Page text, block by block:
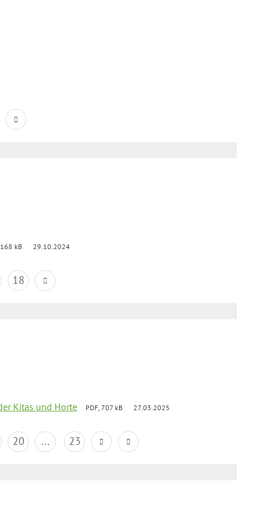
kB 29.10.2024
18
Kitas und Horte PDF, 707 kB 27.03.2025
20 ... 23